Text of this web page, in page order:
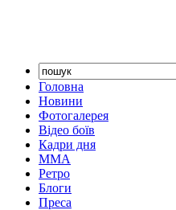
Головна
Новини
Фотогалерея
Відео боїв
Кадри дня
ММА
Ретро
Блоги
Преса